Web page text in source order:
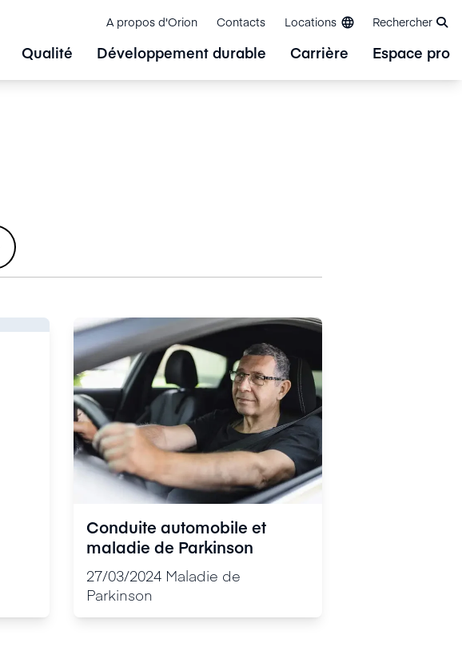
A propos d'Orion Contacts Locations Rechercher
Qualité Développement durable Carrière Espace pro
Conduite automobile et
maladie de Parkinson
27/03/2024 Maladie de
Parkinson